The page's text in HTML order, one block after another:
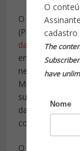
O
cadastro
The
have
Nome
O anúncio foi
(PGR), em
das
empresários
negócios
Montalegre,
suspeitos do
da sua
contexto
O Ministro